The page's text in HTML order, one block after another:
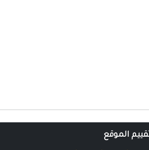
الموقع